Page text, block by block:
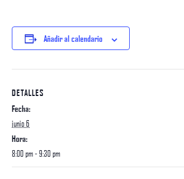
Añadir al calendario
DETALLES
Fecha:
junio 6
Hora:
8:00 pm - 9:30 pm